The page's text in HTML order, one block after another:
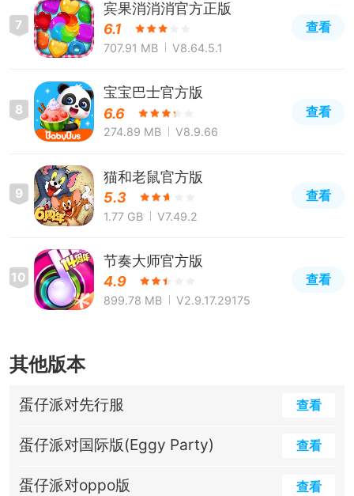
7
宾果消消消官方正版
6.1
707.91 MB V8.64.5.1
查看
8
宝宝巴士官方版
6.6
274.89 MB V8.9.66
查看
9
猫和老鼠官方版
5.3
1.77 GB V7.49.2
查看
10
节奏大师官方版
4.9
899.78 MB V2.9.17.29175
查看
其他版本
蛋仔派对先行服 查看
蛋仔派对国际版(Eggy Party) 查看
蛋仔派对oppo版 查看